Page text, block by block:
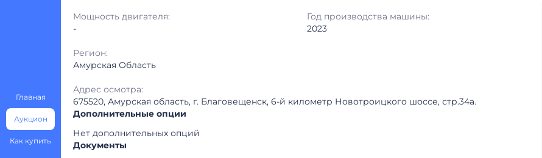
Главная
Аукцион
Как купить
Мощность двигателя:
-
Год производства машины:
2023
Регион:
Амурская Область
Адрес осмотра:
675520, Амурская область, г. Благовещенск, 6-й километр Новотроицкого шоссе, стр.34а.
Дополнительные опции
Нет дополнительных опций
Документы